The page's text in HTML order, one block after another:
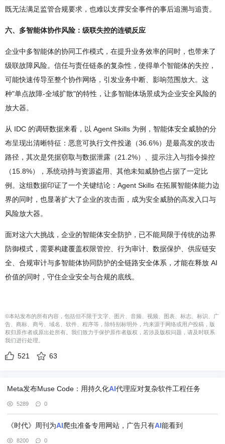
既无法满足监管合规要求，也难以支撑安全事件的事后追溯与追责。
六、多智能体协作风险：级联失控的连锁反应
企业中多智能体的协同工作模式，在提升业务效率的同时，也带来了
级联故障风险。信任与责任链条的复杂性，使得单个智能体的失控，
可能快速传导至整个协作网络，引发业务中断、影响范围放大。这
种"单点故障-全域扩散"的特性，让多智能体场景成为企业安全风险的
放大器。
从 IDC 的调研数据来看，以 Agent Skills 为例，智能体安全威胁的分
布呈现出清晰特征：恶意可执行文件投递（36.6%）是最高发的攻击
路径，其次是凭据窃取与数据泄露（21.2%）、提示注入与指令操控
（15.8%），系统动持与资源盗用、其他未知威胁也占据了一定比
例。这组数据印证了一个关键结论：Agent Skills 在拓展智能体能力边
界的同时，也显著扩大了企业的攻击面，成为安全威胁的高发入口与
风险放大器。
面对这六大挑战，企业的智能体安全防护，已不能局限于传统的边界
防御模式，需要构建覆盖权限管控、行为审计、数据保护、供应链安
全、合规审计与多智能体协同防护的全链路安全体系，才能在释放 AI
价值的同时，守住企业安全与合规的底线。
©本站发布的所有内容，包括但不限于文字、图片、音频、视频、图表、标志、标识、广
告、商标、商号、域名、软件、程序等，除特别标明外，均来源于网络或用户投稿，版
权归原作者或原出处所有。我们致力于保护原作者版权，若涉及版权问题，请及时联系
我们进行处理。
521 63
Meta发布Muse Code：用持久化AI代理应对复杂软件工程任务
5289 0
《时代》周刊为AI爬虫准备专用网站，广告只有AI能看到
8200 0